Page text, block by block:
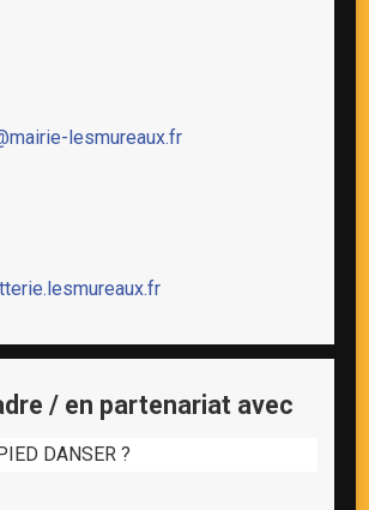
lesmureaux.fr
/ en partenariat avec